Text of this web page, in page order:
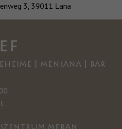
3, 39011 Lana
| MENSANA | BAR
MERAN